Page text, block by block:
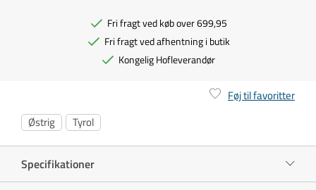
Fri fragt ved køb over 699,95
Fri fragt ved afhentning i butik
Kongelig Hofleverandør
Føj til favoritter
Østrig
Tyrol
Specifikationer